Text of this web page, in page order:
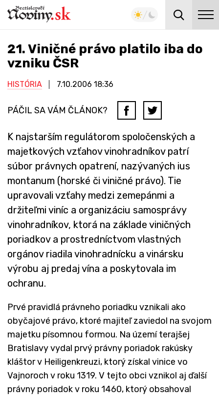
21. Viničné právo platilo iba do
vzniku ČSR
HISTÓRIA 7.10.2006 18:36
PÁČIL SA VÁM ČLÁNOK?
K najstarším regulátorom spoločenských a
majetkových vzťahov vinohradníkov patrí
súbor právnych opatrení, nazývaných ius
montanum (horské či viničné právo). Tie
upravovali vzťahy medzi zemepánmi a
držiteľmi viníc a organizáciu samosprávy
vinohradníkov, ktorá na základe viničných
poriadkov a prostredníctvom vlastných
orgánov riadila vinohradnícku a vinársku
výrobu aj predaj vína a poskytovala im
ochranu.
Prvé pravidlá právneho poriadku vznikali ako
obyčajové právo, ktoré majiteľ zaviedol na svojom
majetku písomnou formou. Na území terajšej
Bratislavy vydal prvý právny poriadok rakúsky
kláštor v Heiligenkreuzi, ktorý získal vinice vo
Vajnoroch v roku 1319. V tejto obci vznikol aj ďalší
právny poriadok v roku 1460, ktorý obsahoval